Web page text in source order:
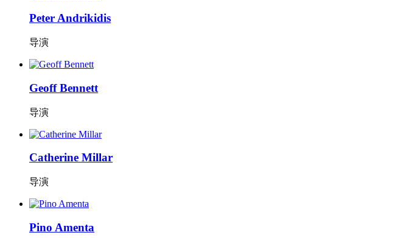
Peter Andrikidis
导演
Geoff Bennett
导演
Catherine Millar
导演
Pino Amenta